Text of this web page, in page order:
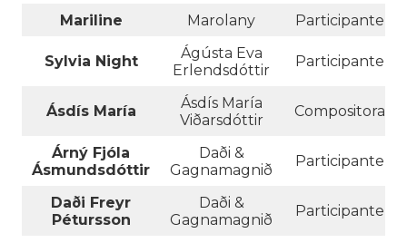
Mariline Marolany Participante
Sylvia Night
Ágústa Eva
Erlendsdóttir
Participante
Ásdís María
Ásdís María
Viðarsdóttir
Compositora
Árný Fjóla
Ásmundsdóttir
Daði &
Gagnamagnið
Participante
Daði Freyr
Pétursson
Daði &
Gagnamagnið
Participante